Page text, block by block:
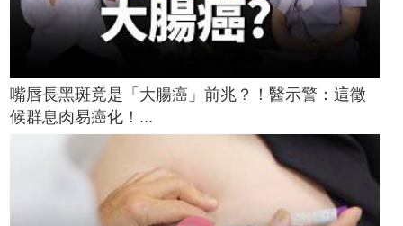
嘴唇長黑斑竟是「大腸癌」前兆？！醫示警：這徵
候群息肉易癌化！...